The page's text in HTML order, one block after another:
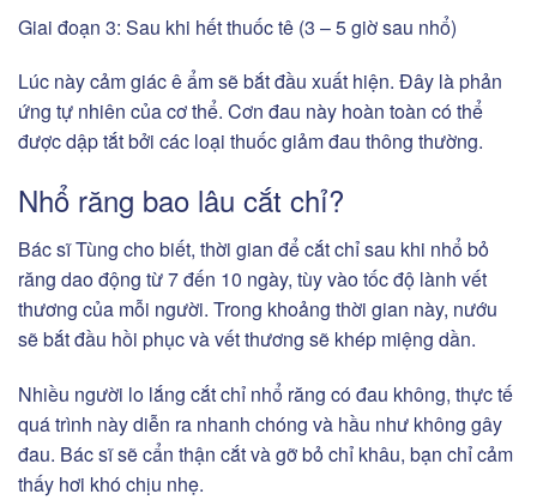
Giai đoạn 3: Sau khi hết thuốc tê (3 – 5 giờ sau nhổ)
Lúc này cảm giác ê ẩm sẽ bắt đầu xuất hiện. Đây là phản
ứng tự nhiên của cơ thể. Cơn đau này hoàn toàn có thể
được dập tắt bởi các loại thuốc giảm đau thông thường.
Nhổ răng bao lâu cắt chỉ?
Bác sĩ Tùng cho biết, thời gian để cắt chỉ sau khi nhổ bỏ
răng dao động từ 7 đến 10 ngày, tùy vào tốc độ lành vết
thương của mỗi người. Trong khoảng thời gian này, nướu
sẽ bắt đầu hồi phục và vết thương sẽ khép miệng dần.
Nhiều người lo lắng cắt chỉ nhổ răng có đau không, thực tế
quá trình này diễn ra nhanh chóng và hầu như không gây
đau. Bác sĩ sẽ cẩn thận cắt và gỡ bỏ chỉ khâu, bạn chỉ cảm
thấy hơi khó chịu nhẹ.